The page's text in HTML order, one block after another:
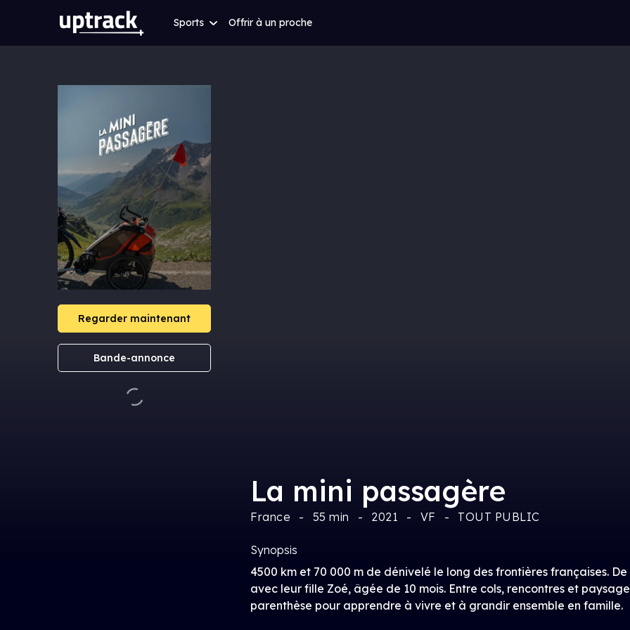
Sports Offrir à un proche
Regarder maintenant
Bande-annonce
La mini passagère
France 55 min 2021 VF TOUT PUBLIC
Synopsis
4500 km et 70 000 m de dénivelé le long des frontières françaises.
avec leur fille Zoé, âgée de 10 mois. Entre cols, rencontres et
parenthèse pour apprendre à vivre et à grandir ensemble en famille.